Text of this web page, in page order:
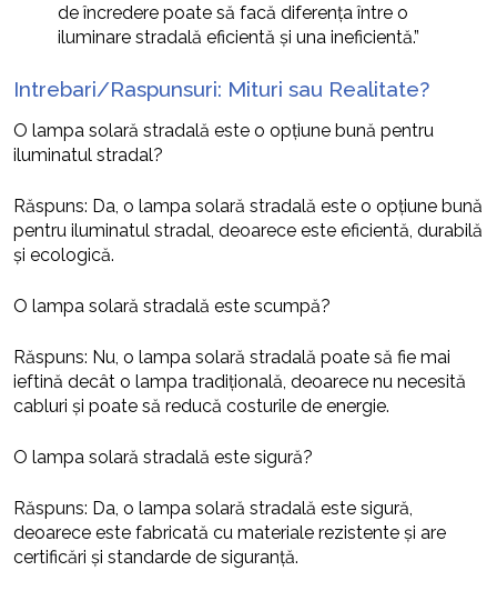
de încredere poate să facă diferența între o
iluminare stradală eficientă și una ineficientă.”
Intrebari/Raspunsuri: Mituri sau Realitate?
O lampa solară stradală este o opțiune bună pentru
iluminatul stradal?
Răspuns: Da, o lampa solară stradală este o opțiune bună
pentru iluminatul stradal, deoarece este eficientă, durabilă
și ecologică.
O lampa solară stradală este scumpă?
Răspuns: Nu, o lampa solară stradală poate să fie mai
ieftină decât o lampa tradițională, deoarece nu necesită
cabluri și poate să reducă costurile de energie.
O lampa solară stradală este sigură?
Răspuns: Da, o lampa solară stradală este sigură,
deoarece este fabricată cu materiale rezistente și are
certificări și standarde de siguranță.